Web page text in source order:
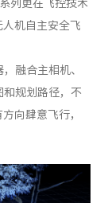
列更在飞控技术
人机自主安全飞
融合主相机、
和规划路径，不
向肆意飞行，